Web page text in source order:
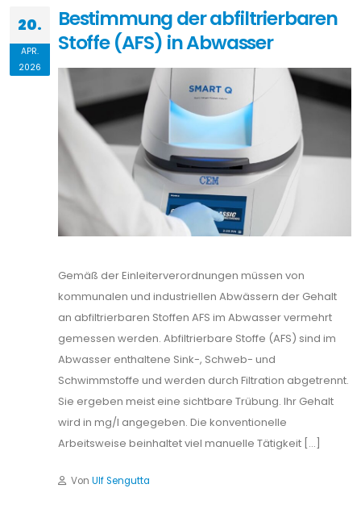
20.
APR.
2026
Bestimmung der abfiltrierbaren
Stoffe (AFS) in Abwasser
Gemäß der Einleiterverordnungen müssen von
kommunalen und industriellen Abwässern der Gehalt
an abfiltrierbaren Stoffen AFS im Abwasser vermehrt
gemessen werden. Abfiltrierbare Stoffe (AFS) sind im
Abwasser enthaltene Sink-, Schweb- und
Schwimmstoffe und werden durch Filtration abgetrennt.
Sie ergeben meist eine sichtbare Trübung. Ihr Gehalt
wird in mg/l angegeben. Die konventionelle
Arbeitsweise beinhaltet viel manuelle Tätigkeit […]
Von Ulf Sengutta